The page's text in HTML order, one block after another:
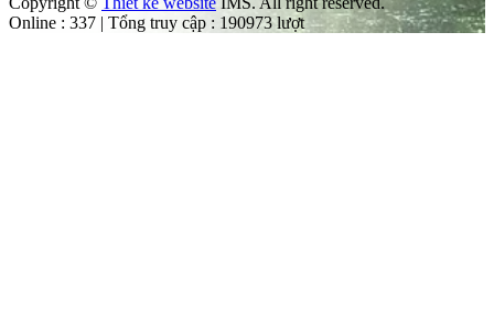
Online : 337 | Tổng truy cập : 190973 lượt